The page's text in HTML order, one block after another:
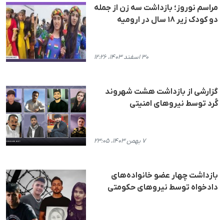
مراسم نوروز؛ بازداشت سه زن از جمله
دو کودک زیر ۱۸ سال در ارومیه
۳۰ اسفند ۱۴۰۳، ۱۲:۲۶
گزارشی از بازداشت هشت شهروند
کُرد توسط نیروهای امنیتی
۷ بهمن ۱۴۰۳، ۲۳:۰۵
بازداشت چهار عضو خانواده‌های
دادخواه توسط نیروهای حکومتی